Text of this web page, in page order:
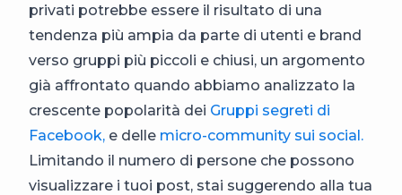
privati potrebbe essere il risultato di una
tendenza più ampia da parte di utenti e brand
verso gruppi più piccoli e chiusi, un argomento
già affrontato quando abbiamo analizzato la
crescente popolarità dei Gruppi segreti di
Facebook, e delle micro-community sui social.
Limitando il numero di persone che possono
visualizzare i tuoi post, stai suggerendo alla tua